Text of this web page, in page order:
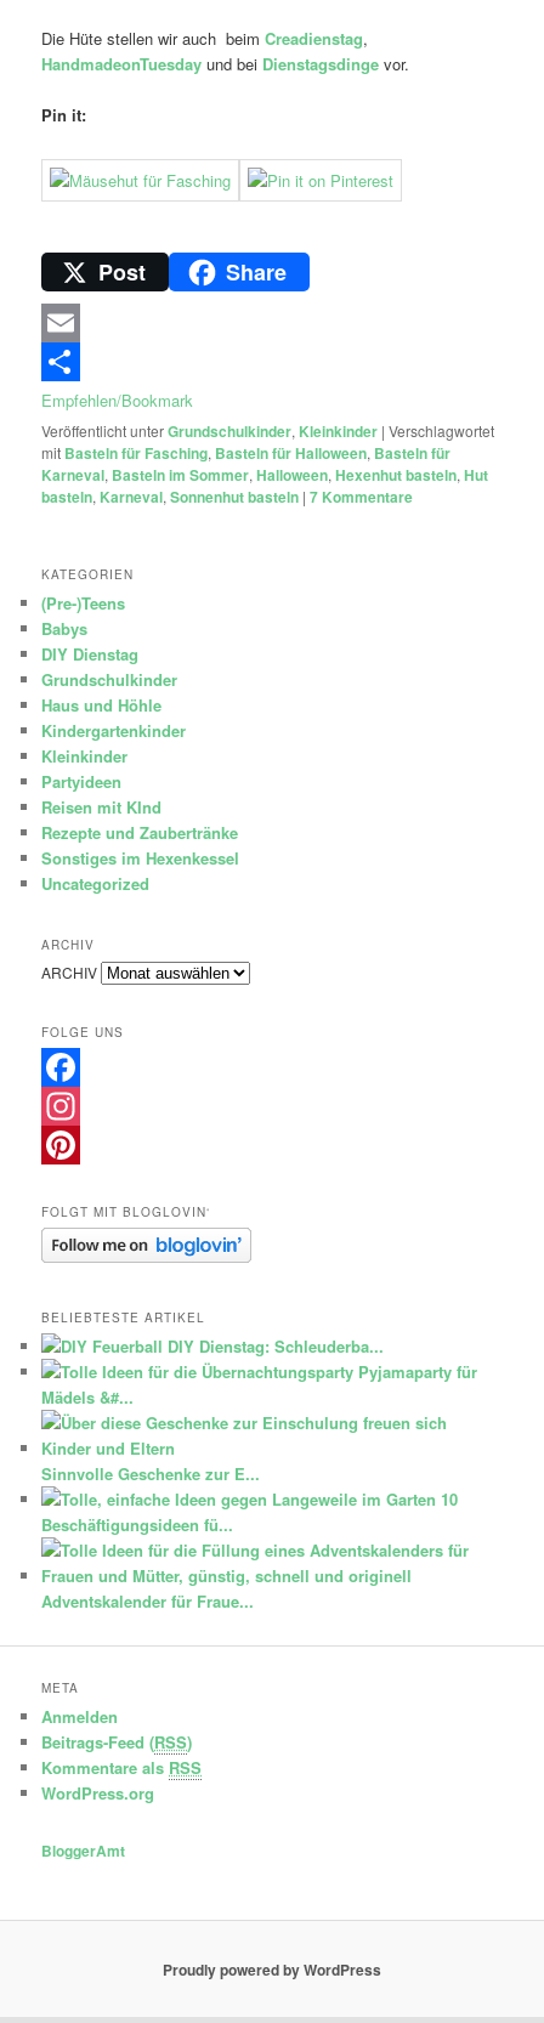
Die Hüte stellen wir auch beimCreadienstag,
HandmadeonTuesday und bei Dienstagsdinge vor.
Pin it:
Post Share
Email
Empfehlen/Bookmark
Veröffentlicht unterGrundschulkinder, Kleinkinder |Verschlagwortet
mit Basteln für Fasching, Basteln für Halloween, Basteln für
Karneval, Basteln im Sommer,Halloween,Hexenhut basteln,Hut
basteln, Karneval,Sonnenhut basteln |7 Kommentare
KATEGORIEN
(Pre-)Teens
Babys
DIY Dienstag
Grundschulkinder
Haus und Höhle
Kindergartenkinder
Kleinkinder
Partyideen
Reisen mit KInd
Rezepte und Zaubertränke
Sonstiges im Hexenkessel
Uncategorized
ARCHIV
ARCHIV
FOLGE UNS
Facebook
Instagram
FOLGT MIT BLOGLOVIN‘
BELIEBTESTE ARTIKEL
DIY Dienstag: Schleuderba...
Pyjamaparty für
Mädels &#...
Sinnvolle Geschenke zur E...
10
Beschäftigungsideen fü...
Adventskalender für Fraue...
META
Anmelden
Beitrags-Feed (RSS)
Kommentare als RSS
WordPress.org
BloggerAmt
Proudly powered by WordPress